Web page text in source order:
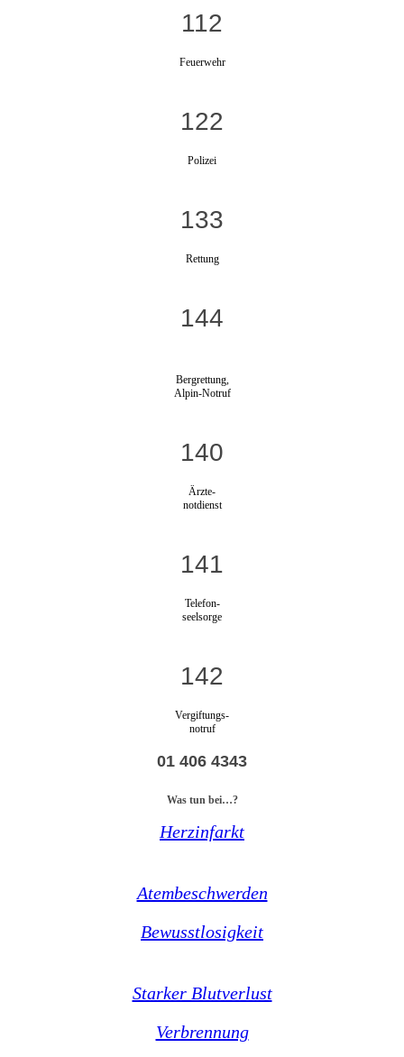
112
Feuerwehr
122
Polizei
133
Rettung
144
Bergrettung,
Alpin-Notruf
140
Ärzte-
notdienst
141
Telefon-
seelsorge
142
Vergiftungs-
notruf
01 406 4343
Was tun bei…?
Herzinfarkt
Atembeschwerden
Bewusstlosigkeit
Starker Blutverlust
Verbrennung